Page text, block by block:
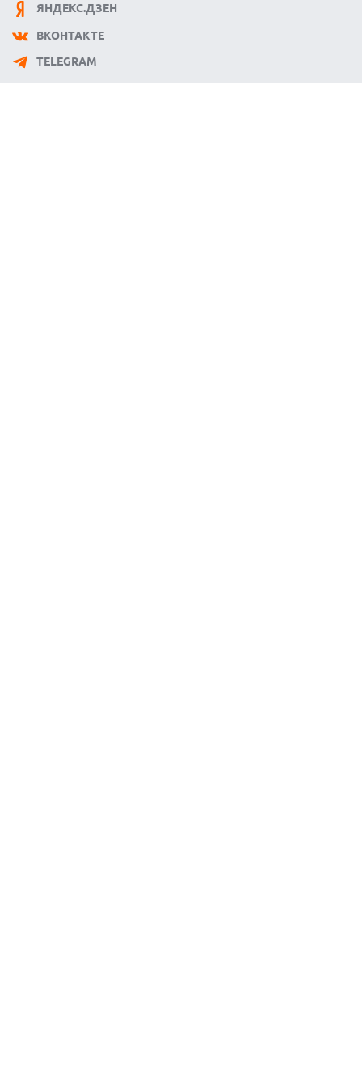
УЯЗВИМОСТЬ PRIVATE RELAY РАСКРЫВАЕТ РЕАЛЬНЫЙ IP-
АДРЕС ПОЛЬЗОВАТЕЛЕЙ APPLE
HUAWEI NOVA 16 SE ВПЕЧАТЛЯЕТ РЕКОРДНОЙ БАТАРЕЕЙ И
ЯНДЕКС.ДЗЕН
ВКОНТАКТЕ
TELEGRAM